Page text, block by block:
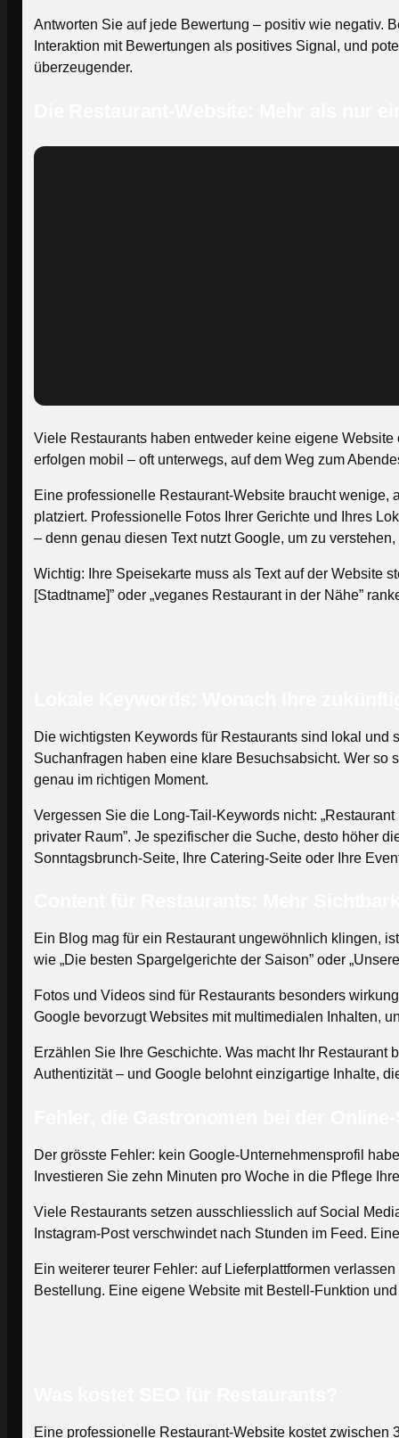
Antworten Sie auf jede Bewertung – positiv wie negativ.
Interaktion mit Bewertungen als positives Signal, und
überzeugender.
Viele Restaurants haben entweder keine eigene
erfolgen mobil – oft unterwegs, auf dem Weg zum
Eine professionelle Restaurant-Website braucht
platziert. Professionelle Fotos Ihrer Gerichte und Ihres
– denn genau diesen Text nutzt Google, um zu
Wichtig: Ihre Speisekarte muss als Text auf der Website
[Stadtname]” oder „veganes Restaurant in der Nähe”
Die wichtigsten Keywords für Restaurants sind lokal und
Suchanfragen haben eine klare Besuchsabsicht. Wer
genau im richtigen Moment.
Vergessen Sie die Long-Tail-Keywords nicht:
privater Raum”. Je spezifischer die Suche, desto höher
Sonntagsbrunch-Seite, Ihre Catering-Seite oder Ihre
Ein Blog mag für ein Restaurant ungewöhnlich klingen,
wie „Die besten Spargelgerichte der Saison” oder
Fotos und Videos sind für Restaurants besonders
Google bevorzugt Websites mit multimedialen Inhalten,
Erzählen Sie Ihre Geschichte. Was macht Ihr
Authentizität – und Google belohnt einzigartige Inhalte,
Der grösste Fehler: kein Google-Unternehmensprofil
Investieren Sie zehn Minuten pro Woche in die Pflege
Viele Restaurants setzen ausschliesslich auf Social
Instagram-Post verschwindet nach Stunden im Feed.
Ein weiterer teurer Fehler: auf Lieferplattformen
Bestellung. Eine eigene Website mit Bestell-Funktion
Eine professionelle Restaurant-Website kostet